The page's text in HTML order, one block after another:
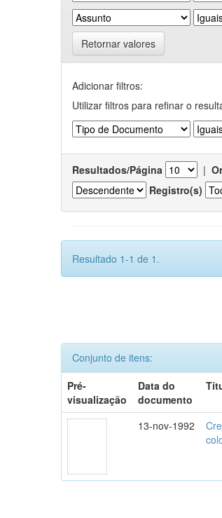
Retornar valores
Adicionar filtros:
Utilizar filtros para refinar o
Resultados/Página |
Registro(s)
Resultado 1-1 de 1.
Conjunto de itens:
Pré-
visualização
Data do
documento
13-nov-1992